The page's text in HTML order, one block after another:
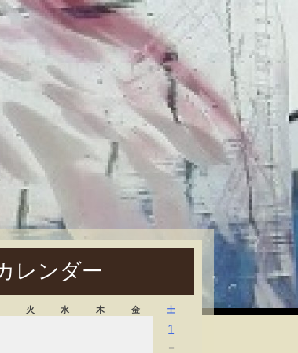
レンダー
火 水 木 金 土
1
－